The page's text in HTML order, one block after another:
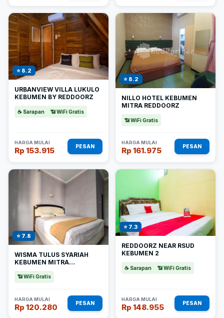
⭐ 8.2
URBANVIEW VILLA LUKULO
KEBUMEN BY REDDOORZ
☕ Sarapan 📶 WiFi Gratis
HARGA MULAI
Rp 153.915 PESAN
⭐ 8.2
NILLO HOTEL KEBUMEN
MITRA REDDOORZ
📶 WiFi Gratis
HARGA MULAI
Rp 161.975 PESAN
⭐ 7.8
WISMA TULUS SYARIAH
KEBUMEN MITRA
📶 WiFi Gratis
HARGA MULAI
Rp 120.280 PESAN
⭐ 7.3
REDDOORZ NEAR RSUD
KEBUMEN 2
☕ Sarapan 📶 WiFi Gratis
HARGA MULAI
Rp 148.955 PESAN